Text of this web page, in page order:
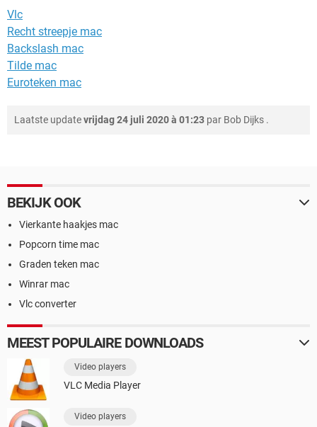
Vlc
Recht streepje mac
Backslash mac
Tilde mac
Euroteken mac
Laatste updatevrijdag 24 juli 2020 à 01:23 par Bob Dijks .
BEKIJK OOK
Vierkante haakjes mac
Popcorn time mac
Graden teken mac
Winrar mac
Vlc converter
MEEST POPULAIRE DOWNLOADS
Video players
VLC Media Player
Video players